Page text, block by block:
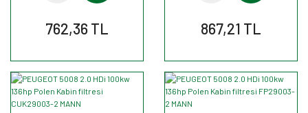
762,36 TL 867,21 TL